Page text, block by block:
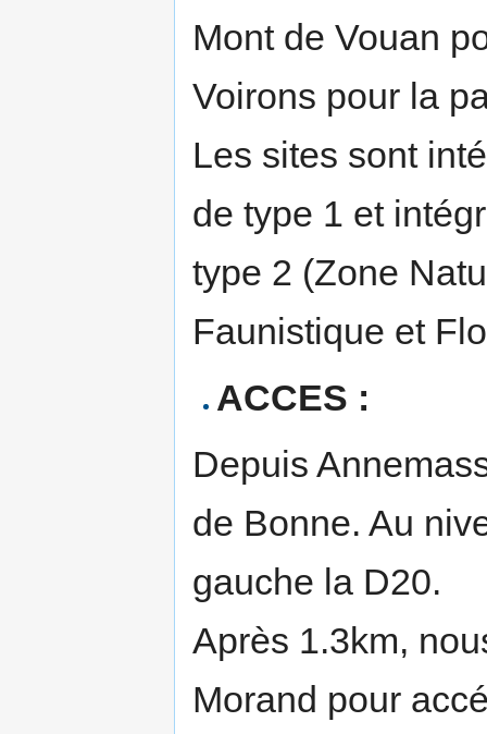
Mont de Vouan
Voirons pour la
Les sites sont
de type 1 et
type 2 (Zone
Faunistique et
ACCES :
Depuis
de Bonne. Au
gauche la D20.
Après 1.3km,
Morand pour